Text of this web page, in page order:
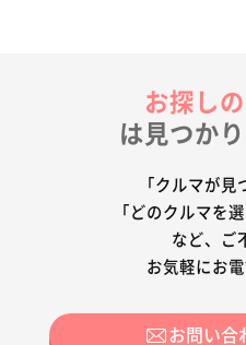
お探し
は見つか
「クルマが見
「どのクルマを
など、ご
お気軽にお電
お問い合